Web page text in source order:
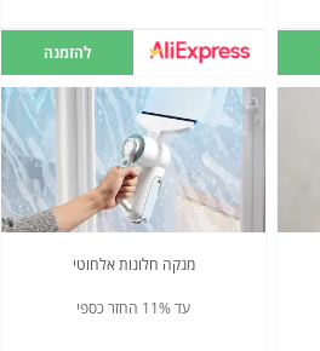
להזמנה
מנקה חלונות אלחוטי
עד 11% החזר כספי